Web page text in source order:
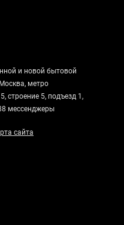
и новой бытовой
метро
строение 5, подъезд 1,
мессенджеры
сайта